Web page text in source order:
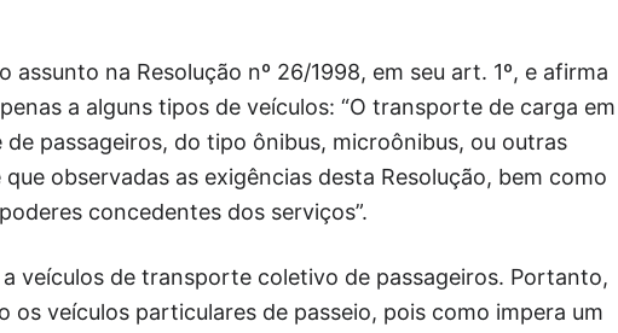
assunto na Resolução nº 26/1998, em seu art. 1º, e afirma
a alguns tipos de veículos: “O transporte de carga em
passageiros, do tipo ônibus, microônibus, ou outras
observadas as exigências desta Resolução, bem como
concedentes dos serviços”.
veículos de transporte coletivo de passageiros. Portanto,
os veículos particulares de passeio, pois como impera um